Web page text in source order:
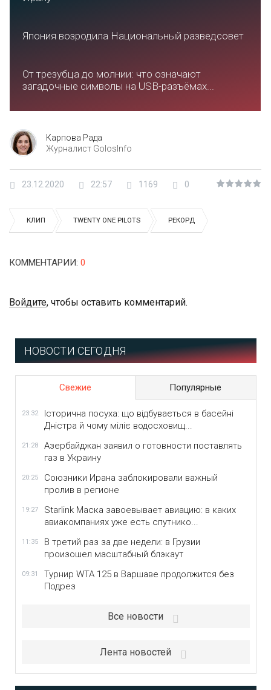
Япония возродила Национальный разведсовет
От трезубца до молнии: что означают
загадочные символы на USB-разъёмах...
Карпова Рада
Журналист GolosInfo
23.12.2020 22:57 1169 0
КЛИП TWENTY ONE PILOTS РЕКОРД
КОММЕНТАРИИ: 0
Войдите, чтобы оставить комментарий.
НОВОСТИ СЕГОДНЯ
Свежие Популярные
23:32
Історична посуха: що відбувається в басейні
Дністра й чому міліє водосховищ...
21:28
Азербайджан заявил о готовности поставлять
газ в Украину
20:25
Союзники Ирана заблокировали важный
пролив в регионе
19:27
Starlink Маска завоевывает авиацию: в каких
авиакомпаниях уже есть спутнико...
11:35
В третий раз за две недели: в Грузии
произошел масштабный блэкаут
09:31
Турнир WTA 125 в Варшаве продолжится без
Подрез
Все новости
Лента новостей